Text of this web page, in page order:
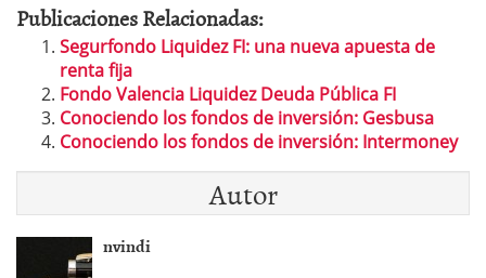
Publicaciones Relacionadas:
Segurfondo Liquidez FI: una nueva apuesta de
renta fija
Fondo Valencia Liquidez Deuda Pública FI
Conociendo los fondos de inversión: Gesbusa
Conociendo los fondos de inversión: Intermoney
Autor
nvindi